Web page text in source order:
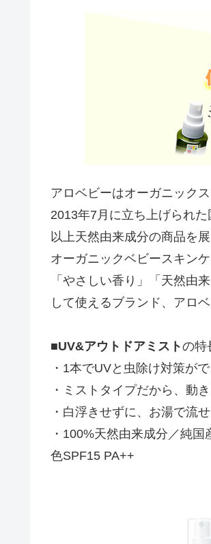
アロベビーはオーガニック
2013年7月に立ち上げられ
以上天然由来成分の商品を展
オーガニックベビースキン
「やさしい香り」「天然由
して使えるブランド、アロ
■UV&アウトドアミストの特
・1本でUVと虫除け対策が
・ミストタイプだから、動
・白浮きせずに、お湯で流
・100%天然由来成分／純
色SPF15 PA++